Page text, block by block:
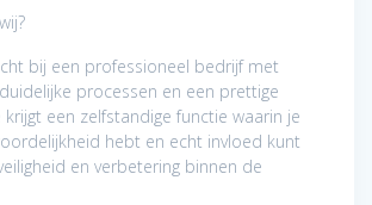
bij een professioneel bedrijf met
processen en een prettige
krijgt een zelfstandige functie waarin je
hebt en echt invloed kunt
en verbetering binnen de